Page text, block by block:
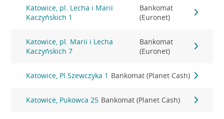
Katowice, pl. Lecha i Marii
Kaczyńskich 1
Bankomat
(Euronet)
Katowice, pl. Marii i Lecha
Kaczyńskich 7
Bankomat
(Euronet)
Katowice, Pl.Szewczyka 1 Bankomat (Planet Cash)
Katowice, Pukowca 25 Bankomat (Planet Cash)